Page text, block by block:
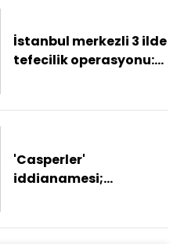
İstanbul merkezli 3 ilde
tefecilik operasyonu:
'Casperler'
iddianamesi;
için çağırıp hücre evine